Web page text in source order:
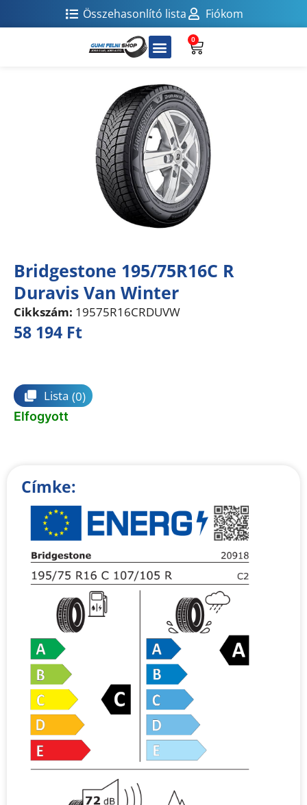
Összehasonlító lista Fiókom
0
Bridgestone 195/75R16C R
Duravis Van Winter
Cikkszám: 19575R16CRDUVW
58 194 Ft
Lista (0)
Elfogyott
Címke: